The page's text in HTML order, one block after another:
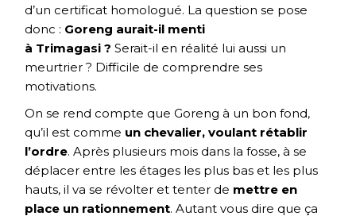
d’un certificat homologué. La question se pose
donc : Goreng aurait-il menti
à Trimagasi ? Serait-il en réalité lui aussi un
meurtrier ? Difficile de comprendre ses
motivations.
On se rend compte que Goreng à un bon fond,
qu’il est comme un chevalier, voulant rétablir
l’ordre. Après plusieurs mois dans la fosse, à se
déplacer entre les étages les plus bas et les plus
hauts, il va se révolter et tenter de mettre en
place un rationnement. Autant vous dire que ça